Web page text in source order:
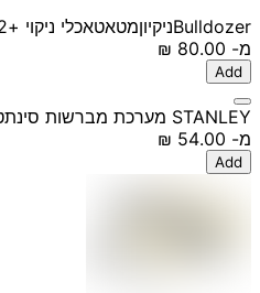
Bulldozerניקיוןמטאטאכלי ניקוי +2
מ-
Add
STANLEY מערכת מברשות סינתטיות ללא נשירה, 10 חלקים
מ-
Add